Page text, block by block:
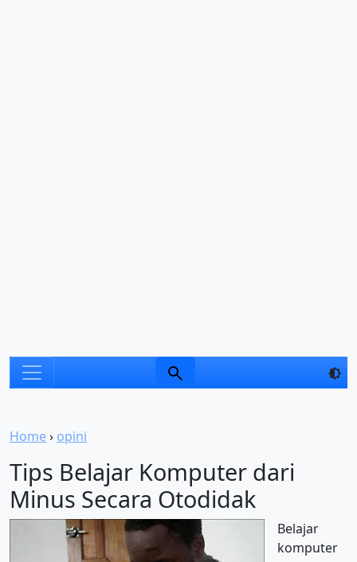
Home› opini
Tips Belajar Komputer dari
Minus Secara Otodidak
Belajar
komputer